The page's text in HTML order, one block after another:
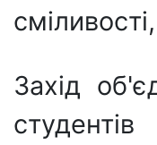
Захід